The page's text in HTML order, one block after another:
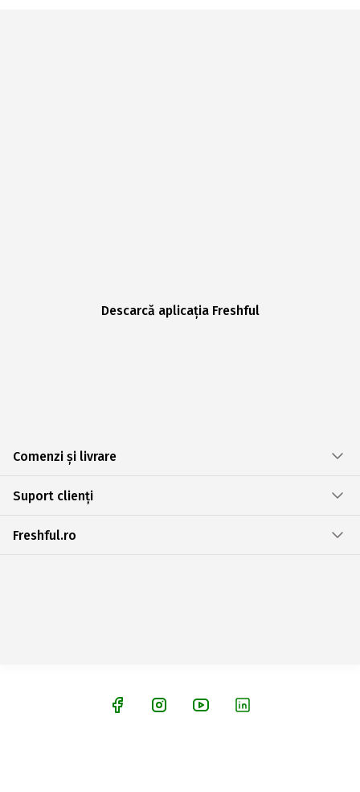
Descarcă aplicația Freshful
Comenzi și livrare
Suport clienți
Freshful.ro